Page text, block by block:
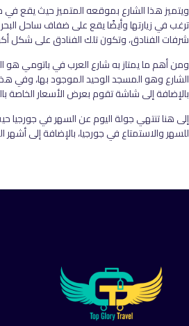
ويتميز هذا الشارع بموقعه المتميز حيث يقع
ترغب في زيارتها وأيضًا يقع على ضفاف ساحل
شرفات الفنادق، وتكون تلك الفنادق على شكل
ومن أهم ما يمتاز به شارع العرب في باتومي
الشارع وهو المسجد الوحيد الموجود بها، وفي
بالإضافة إلى شاشة تقوم بعرض الأسعار الخاصة
إلى هنا تنتهي جولة اليوم عن السهر في جورجيا
للسهر والاستمتاع في جورجيا، بالإضافة إلى أشهر